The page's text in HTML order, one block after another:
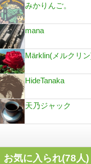
みかりんご。
mana
Märklin(メルクリ
HideTanaka
天乃ジャック
お気に入られ(78人)